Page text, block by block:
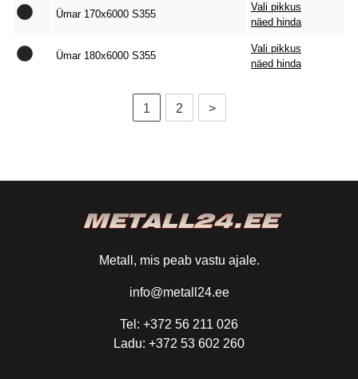
Ümar 170x6000 S355
Vali pikkus
näed hinda
Ümar 180x6000 S355
Vali pikkus
näed hinda
1 2 >
Metall, mis peab vastu ajale.
info@metall24.ee
Tel: +372 56 211 026
Ladu: +372 53 602 260